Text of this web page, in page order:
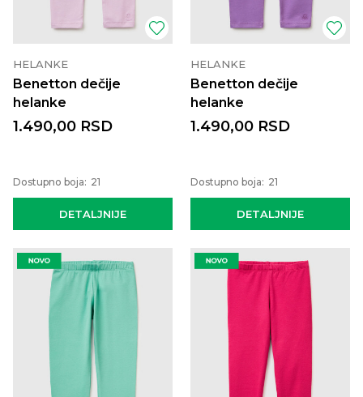
HELANKE
Benetton dečije
helanke
DETALJNIJE
1.490,00 RSD
Dostupno boja: 21
HELANKE
Benetton dečije
helanke
DETALJNIJE
1.490,00 RSD
Dostupno boja: 21